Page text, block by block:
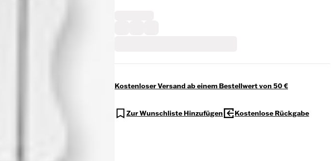
Kostenloser Versand ab einem Bestellwert von 50 €
Zur Wunschliste Hinzufügen Kostenlose Rückgabe